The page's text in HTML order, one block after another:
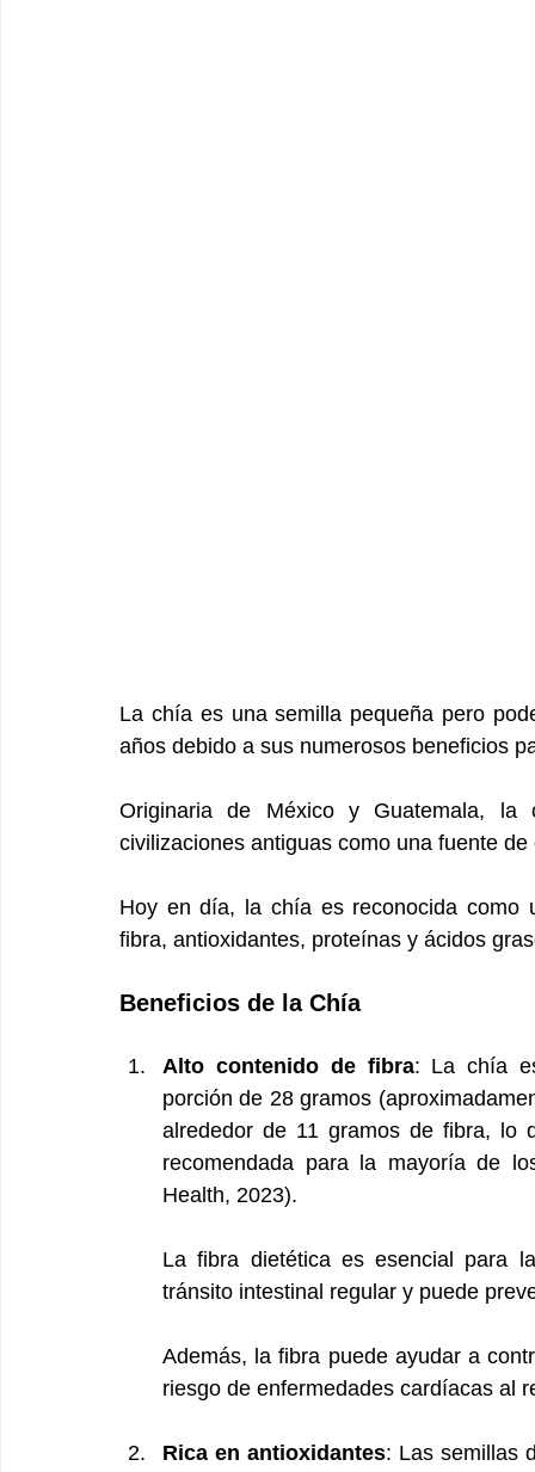
La chía es una semilla pequeña pero
años debido a sus numerosos beneficios
Originaria de México y Guatemala,
civilizaciones antiguas como una fuente
Hoy en día, la chía es reconocida como
fibra, antioxidantes, proteínas y ácidos
Beneficios de la Chía
Alto contenido de fibra: La chía
porción de 28 gramos
alrededor de 11 gramos de fibra, lo
recomendada para la mayoría de
Health, 2023).
La fibra dietética es esencial para
tránsito intestinal regular y puede
Además, la fibra puede ayudar a
riesgo de enfermedades cardíacas al
Rica en antioxidantes: Las semillas